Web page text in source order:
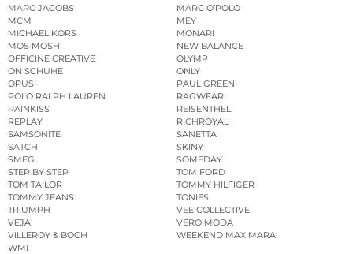
MARC JACOBS
MARC O’POLO
MCM
MEY
MICHAEL KORS
MONARI
MOS MOSH
NEW BALANCE
OFFICINE CREATIVE
OLYMP
ON SCHUHE
ONLY
OPUS
PAUL GREEN
POLO RALPH LAUREN
RAGWEAR
RAINKISS
REISENTHEL
REPLAY
RICHROYAL
SAMSONITE
SANETTA
SATCH
SKINY
SMEG
SOMEDAY
STEP BY STEP
TOM FORD
TOM TAILOR
TOMMY HILFIGER
TOMMY JEANS
TONIES
TRIUMPH
VEE COLLECTIVE
VEJA
VERO MODA
VILLEROY & BOCH
WEEKEND MAX MARA
WMF